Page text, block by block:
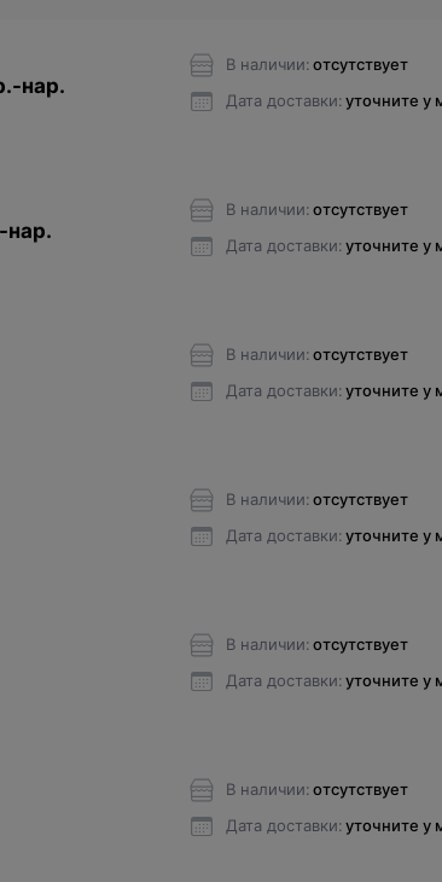
нар.
В наличии: отсутствует
Дата доставки: уточните у
нар.
В наличии: отсутствует
Дата доставки: уточните у
В наличии: отсутствует
Дата доставки: уточните у
В наличии: отсутствует
Дата доставки: уточните у
В наличии: отсутствует
Дата доставки: уточните у
В наличии: отсутствует
Дата доставки: уточните у